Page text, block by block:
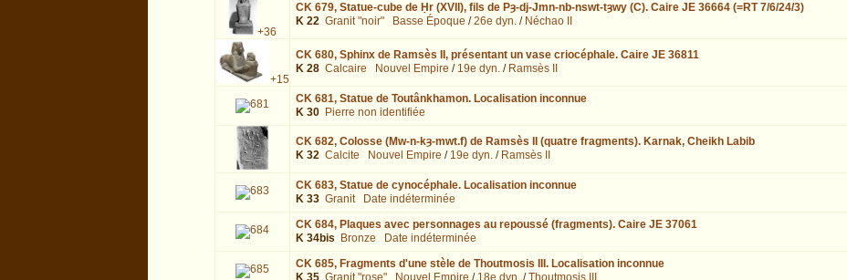
+36
CK 679, Statue-cube de Ḥr (XVII), fils de Pȝ-dj-Jmn-nb-nswt-tȝwy (C). Caire JE 36664 (=RT 7/6/24/3)
K 22 Granit "noir" Basse Époque /26e dyn. / Néchao II
+15
CK 680, Sphinx de Ramsès II, présentant un vase criocéphale. Caire JE 36811
K 28 Calcaire Nouvel Empire / 19e dyn. / Ramsès II
CK 681, Statue de Toutânkhamon. Localisation inconnue
K 30 Pierre non identifiée
CK 682, Colosse (Mw-n-kȝ-mwt.f) de Ramsès II (quatre fragments). Karnak, Cheikh Labib
K 32 Calcite Nouvel Empire / 19e dyn. / Ramsès II
CK 683, Statue de cynocéphale. Localisation inconnue
K 33 Granit
Date indéterminée
CK 684, Plaques avec personnages au repoussé (fragments). Caire JE 37061
K 34bis
Bronze
Date indéterminée
CK 685, Fragments d'une stèle de Thoutmosis III. Localisation inconnue
K 35 Granit "rose" Nouvel Empire / 18e dyn. /Thoutmosis III